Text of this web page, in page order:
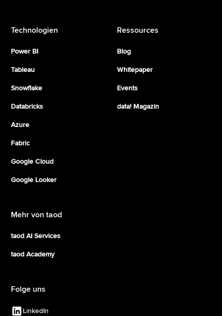
Technologien
Power BI
Tableau
Snowflake
Databricks
Azure
Fabric
Google Cloud
Google Looker
Ressources
Blog
Whitepaper
Events
data! Magazin
Mehr von taod
taod AI Services
taod Academy
Folge uns
LinkedIn